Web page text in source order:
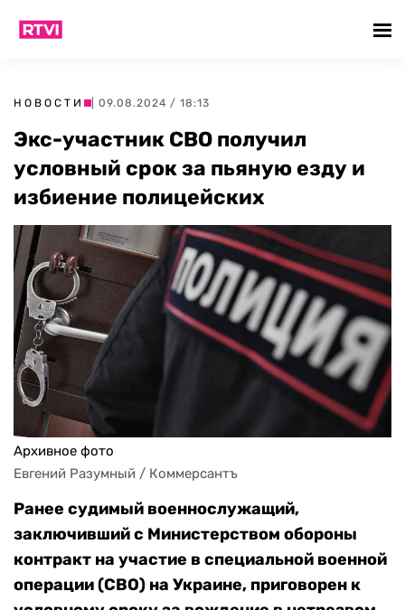
НОВОСТИ | 09.08.2024 / 18:13
Экс-участник СВО получил
условный срок за пьяную езду и
избиение полицейских
Архивное фото
Евгений Разумный / Коммерсантъ
Ранее судимый военнослужащий,
заключивший с Министерством обороны
контракт на участие в специальной военной
операции (СВО) на Украине, приговорен к